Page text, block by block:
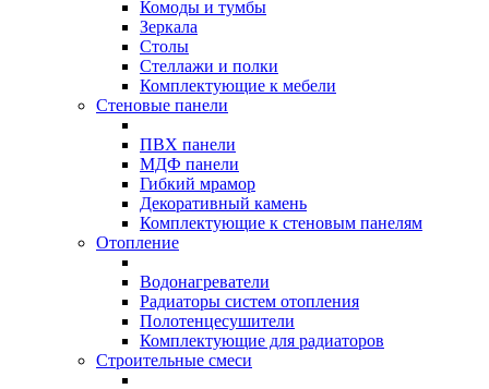
Комоды и тумбы
Зеркала
Столы
Стеллажи и полки
Комплектующие к мебели
Стеновые панели
ПВХ панели
МДФ панели
Гибкий мрамор
Декоративный камень
Комплектующие к стеновым панелям
Отопление
Водонагреватели
Радиаторы систем отопления
Полотенцесушители
Комплектующие для радиаторов
Строительные смеси